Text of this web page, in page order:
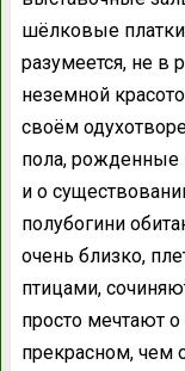
шёлковые
разумеется, не в
неземной
своём
пола, рожденные
и о
полубогини
очень близко,
птицами,
просто мечтают
прекрасном, чем